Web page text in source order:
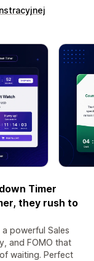
Timer
they rush to
powerful Sales
and FOMO that
waiting. Perfect